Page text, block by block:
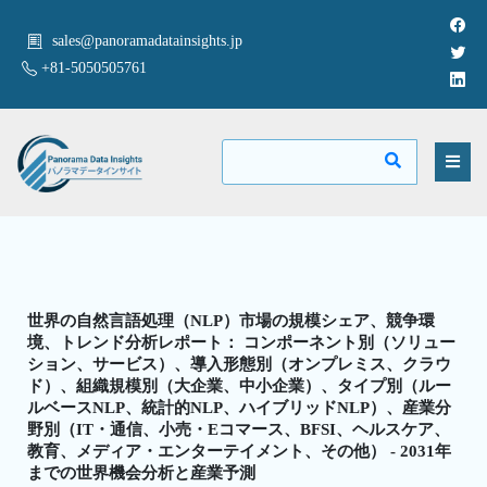
sales@panoramadatainsights.jp
+81-5050505761
世界の自然言語処理（NLP）市場の規模シェア、競争環
境、トレンド分析レポート： コンポーネント別（ソリュー
ション、サービス）、導入形態別（オンプレミス、クラウ
ド）、組織規模別（大企業、中小企業）、タイプ別（ルー
ルベースNLP、統計的NLP、ハイブリッドNLP）、産業分
野別（IT・通信、小売・Eコマース、BFSI、ヘルスケア、
教育、メディア・エンターテイメント、その他） - 2031年
までの世界機会分析と産業予測